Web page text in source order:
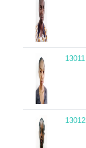
13011
13012